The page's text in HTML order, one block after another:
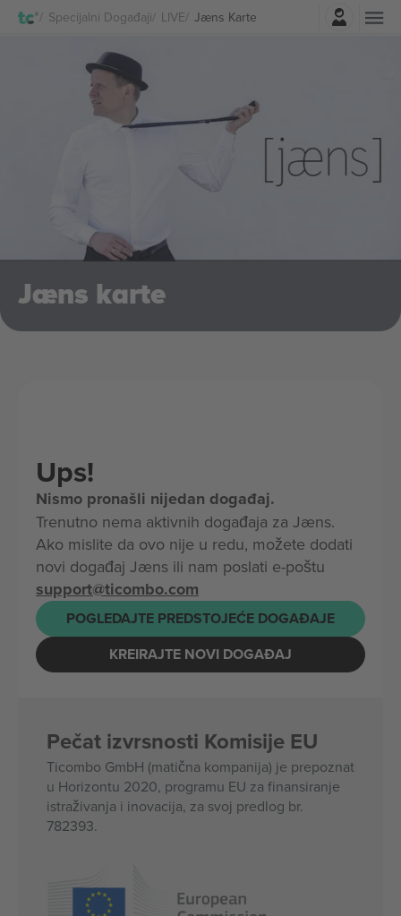
Specijalni Događaji LIVE Jæns Karte
Najavite se
Jæns karte
Ups!
Nismo pronašli nijedan događaj.
Trenutno nema aktivnih događaja za Jæns.
Ako mislite da ovo nije u redu, možete dodati
novi događaj Jæns ili nam poslati e-poštu
support@ticombo.com
POGLEDAJTE PREDSTOJEĆE DOGAĐAJE
KREIRAJTE NOVI DOGAĐAJ
Pečat izvrsnosti Komisije EU
Ticombo GmbH (matična kompanija) je prepoznat
u Horizontu 2020, programu EU za finansiranje
istraživanja i inovacija, za svoj predlog br.
782393.